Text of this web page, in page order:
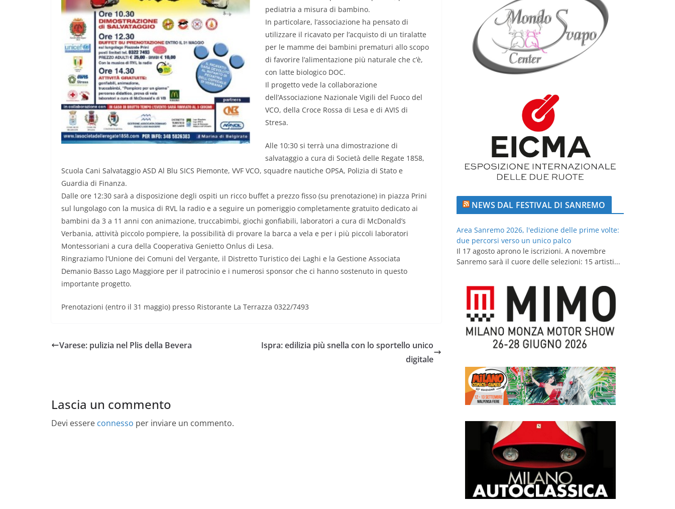
pediatria a misura di bambino.
In particolare, l’associazione ha pensato di
utilizzare il ricavato per l’acquisto di un tiralatte
per le mamme dei bambini prematuri allo scopo
di favorire l’alimentazione più naturale che c’è,
con latte biologico DOC.
Il progetto vede la collaborazione
dell’Associazione Nazionale Vigili del Fuoco del
VCO, della Croce Rossa di Lesa e di AVIS di
Stresa.
Alle 10:30 si terrà una dimostrazione di
salvataggio a cura di Società delle Regate 1858,
Scuola Cani Salvataggio ASD Al Blu SICS Piemonte, VVF VCO, squadre nautiche OPSA, Polizia di Stato e
Guardia di Finanza.
Dalle ore 12:30 sarà a disposizione degli ospiti un ricco buffet a prezzo fisso (su prenotazione) in piazza Prini
sul lungolago con la musica di RVL la radio e a seguire un pomeriggio completamente gratuito dedicato ai
bambini da 3 a 11 anni con animazione, truccabimbi, giochi gonfiabili, laboratori a cura di McDonald’s
Verbania, attività piccolo pompiere, la possibilità di provare la barca a vela e per i più piccoli laboratori
Montessoriani a cura della Cooperativa Genietto Onlus di Lesa.
Ringraziamo l’Unione dei Comuni del Vergante, il Distretto Turistico dei Laghi e la Gestione Associata
Demanio Basso Lago Maggiore per il patrocinio e i numerosi sponsor che ci hanno sostenuto in questo
importante progetto.
Prenotazioni (entro il 31 maggio) presso Ristorante La Terrazza 0322/7493
Varese: pulizia nel Plis della Bevera
Ispra: edilizia più snella con lo sportello unico
digitale
Lascia un commento
Devi essere connesso per inviare un commento.
NEWS DAL FESTIVAL DI SANREMO
Area Sanremo 2026, l'edizione delle prime volte:
due percorsi verso un unico palco
Il 17 agosto aprono le iscrizioni. A novembre
Sanremo sarà il cuore delle selezioni: 15 artisti...